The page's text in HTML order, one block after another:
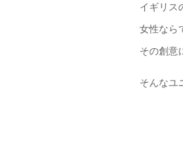
イギリス
女性なら
その創意
そんなユ